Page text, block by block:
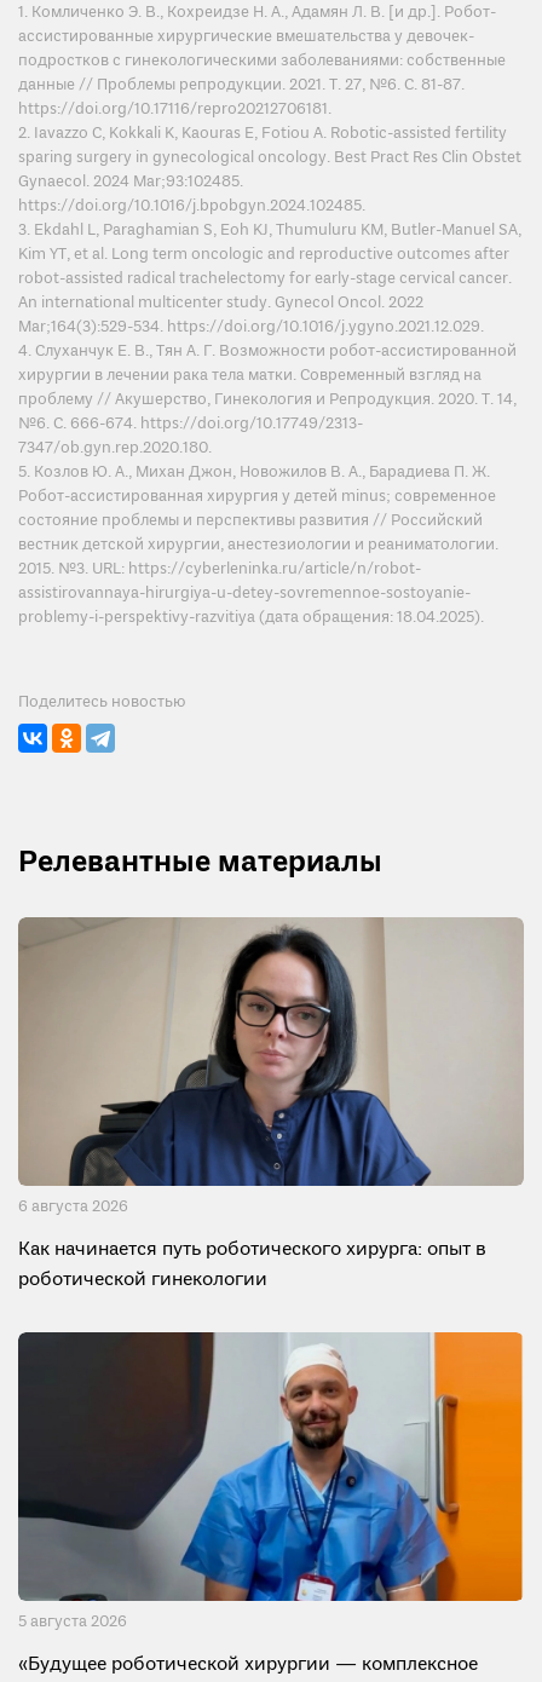
1. Комличенко Э. В., Кохреидзе Н. А., Адамян Л. В. [и др.]. Робот-
ассистированные хирургические вмешательства у девочек-
подростков с гинекологическими заболеваниями: собственные
данные // Проблемы репродукции. 2021. Т. 27, №6. С. 81-87.
https://doi.org/10.17116/repro20212706181.
2. Iavazzo C, Kokkali K, Kaouras E, Fotiou A. Robotic-assisted fertility
sparing surgery in gynecological oncology. Best Pract Res Clin Obstet
Gynaecol. 2024 Mar;93:102485.
https://doi.org/10.1016/j.bpobgyn.2024.102485.
3. Ekdahl L, Paraghamian S, Eoh KJ, Thumuluru KM, Butler-Manuel SA,
Kim YT, et al. Long term oncologic and reproductive outcomes after
robot-assisted radical trachelectomy for early-stage cervical cancer.
An international multicenter study. Gynecol Oncol. 2022
Mar;164(3):529-534. https://doi.org/10.1016/j.ygyno.2021.12.029.
4. Слуханчук Е. В., Тян А. Г. Возможности робот-ассистированной
хирургии в лечении рака тела матки. Современный взгляд на
проблему // Акушерство, Гинекология и Репродукция. 2020. Т. 14,
№6. С. 666-674. https://doi.org/10.17749/2313-
7347/ob.gyn.rep.2020.180.
5. Козлов Ю. А., Михан Джон, Новожилов В. А., Барадиева П. Ж.
Робот-ассистированная хирургия у детей minus; современное
состояние проблемы и перспективы развития // Российский
вестник детской хирургии, анестезиологии и реаниматологии.
2015. №3. URL: https://cyberleninka.ru/article/n/robot-
assistirovannaya-hirurgiya-u-detey-sovremennoe-sostoyanie-
problemy-i-perspektivy-razvitiya (дата обращения: 18.04.2025).
Поделитесь новостью
Релевантные материалы
6 августа 2026
Как начинается путь роботического хирурга: опыт в
роботической гинекологии
5 августа 2026
«Будущее роботической хирургии — комплексное